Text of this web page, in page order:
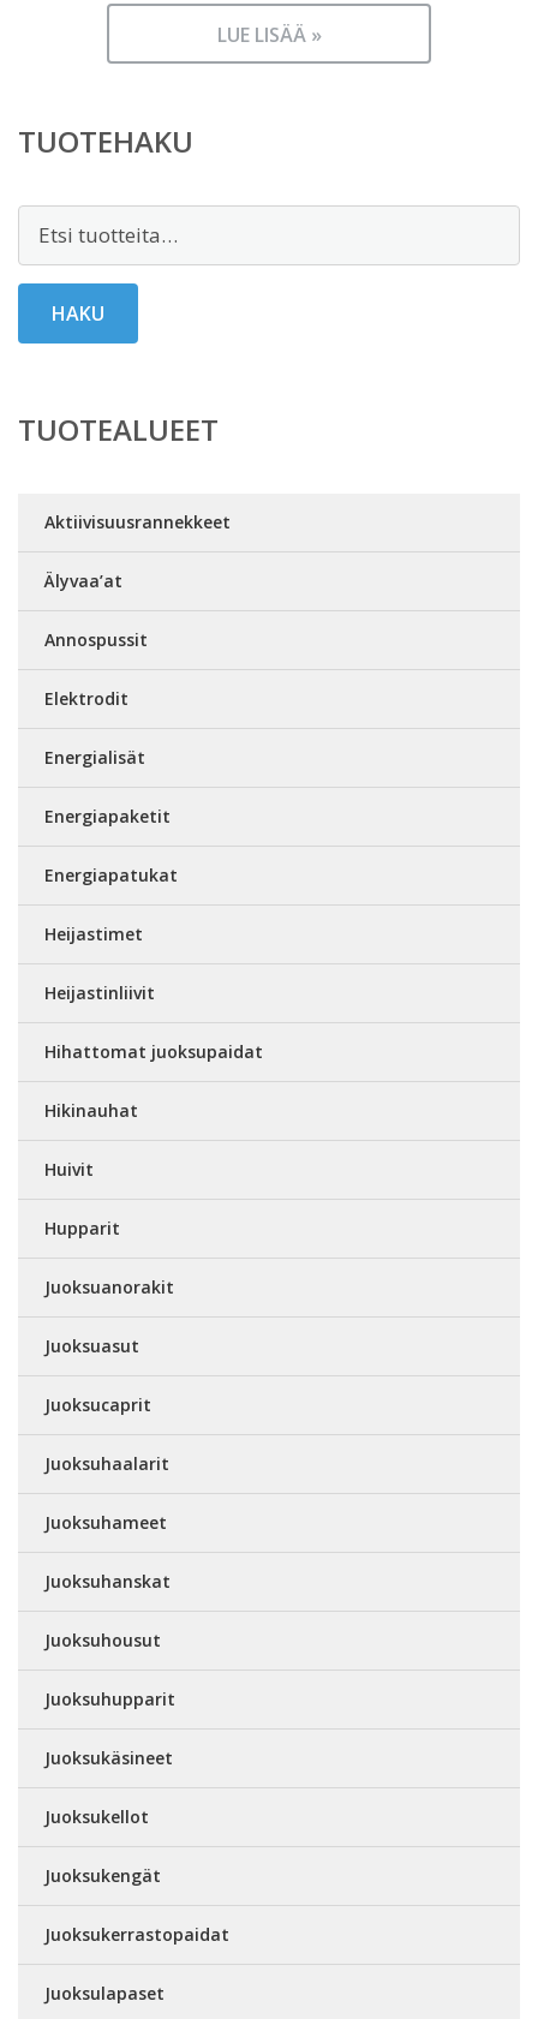
LUE LISÄÄ »
TUOTEHAKU
Etsi:
HAKU
TUOTEALUEET
Aktiivisuusrannekkeet
Älyvaa’at
Annospussit
Elektrodit
Energialisät
Energiapaketit
Energiapatukat
Heijastimet
Heijastinliivit
Hihattomat juoksupaidat
Hikinauhat
Huivit
Hupparit
Juoksuanorakit
Juoksuasut
Juoksucaprit
Juoksuhaalarit
Juoksuhameet
Juoksuhanskat
Juoksuhousut
Juoksuhupparit
Juoksukäsineet
Juoksukellot
Juoksukengät
Juoksukerrastopaidat
Juoksulapaset